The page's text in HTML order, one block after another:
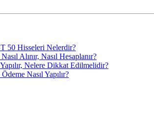
50 Hisseleri Nelerdir?
Alınır, Nasıl Hesaplanır?
Nelere Dikkat Edilmelidir?
Nasıl Yapılır?